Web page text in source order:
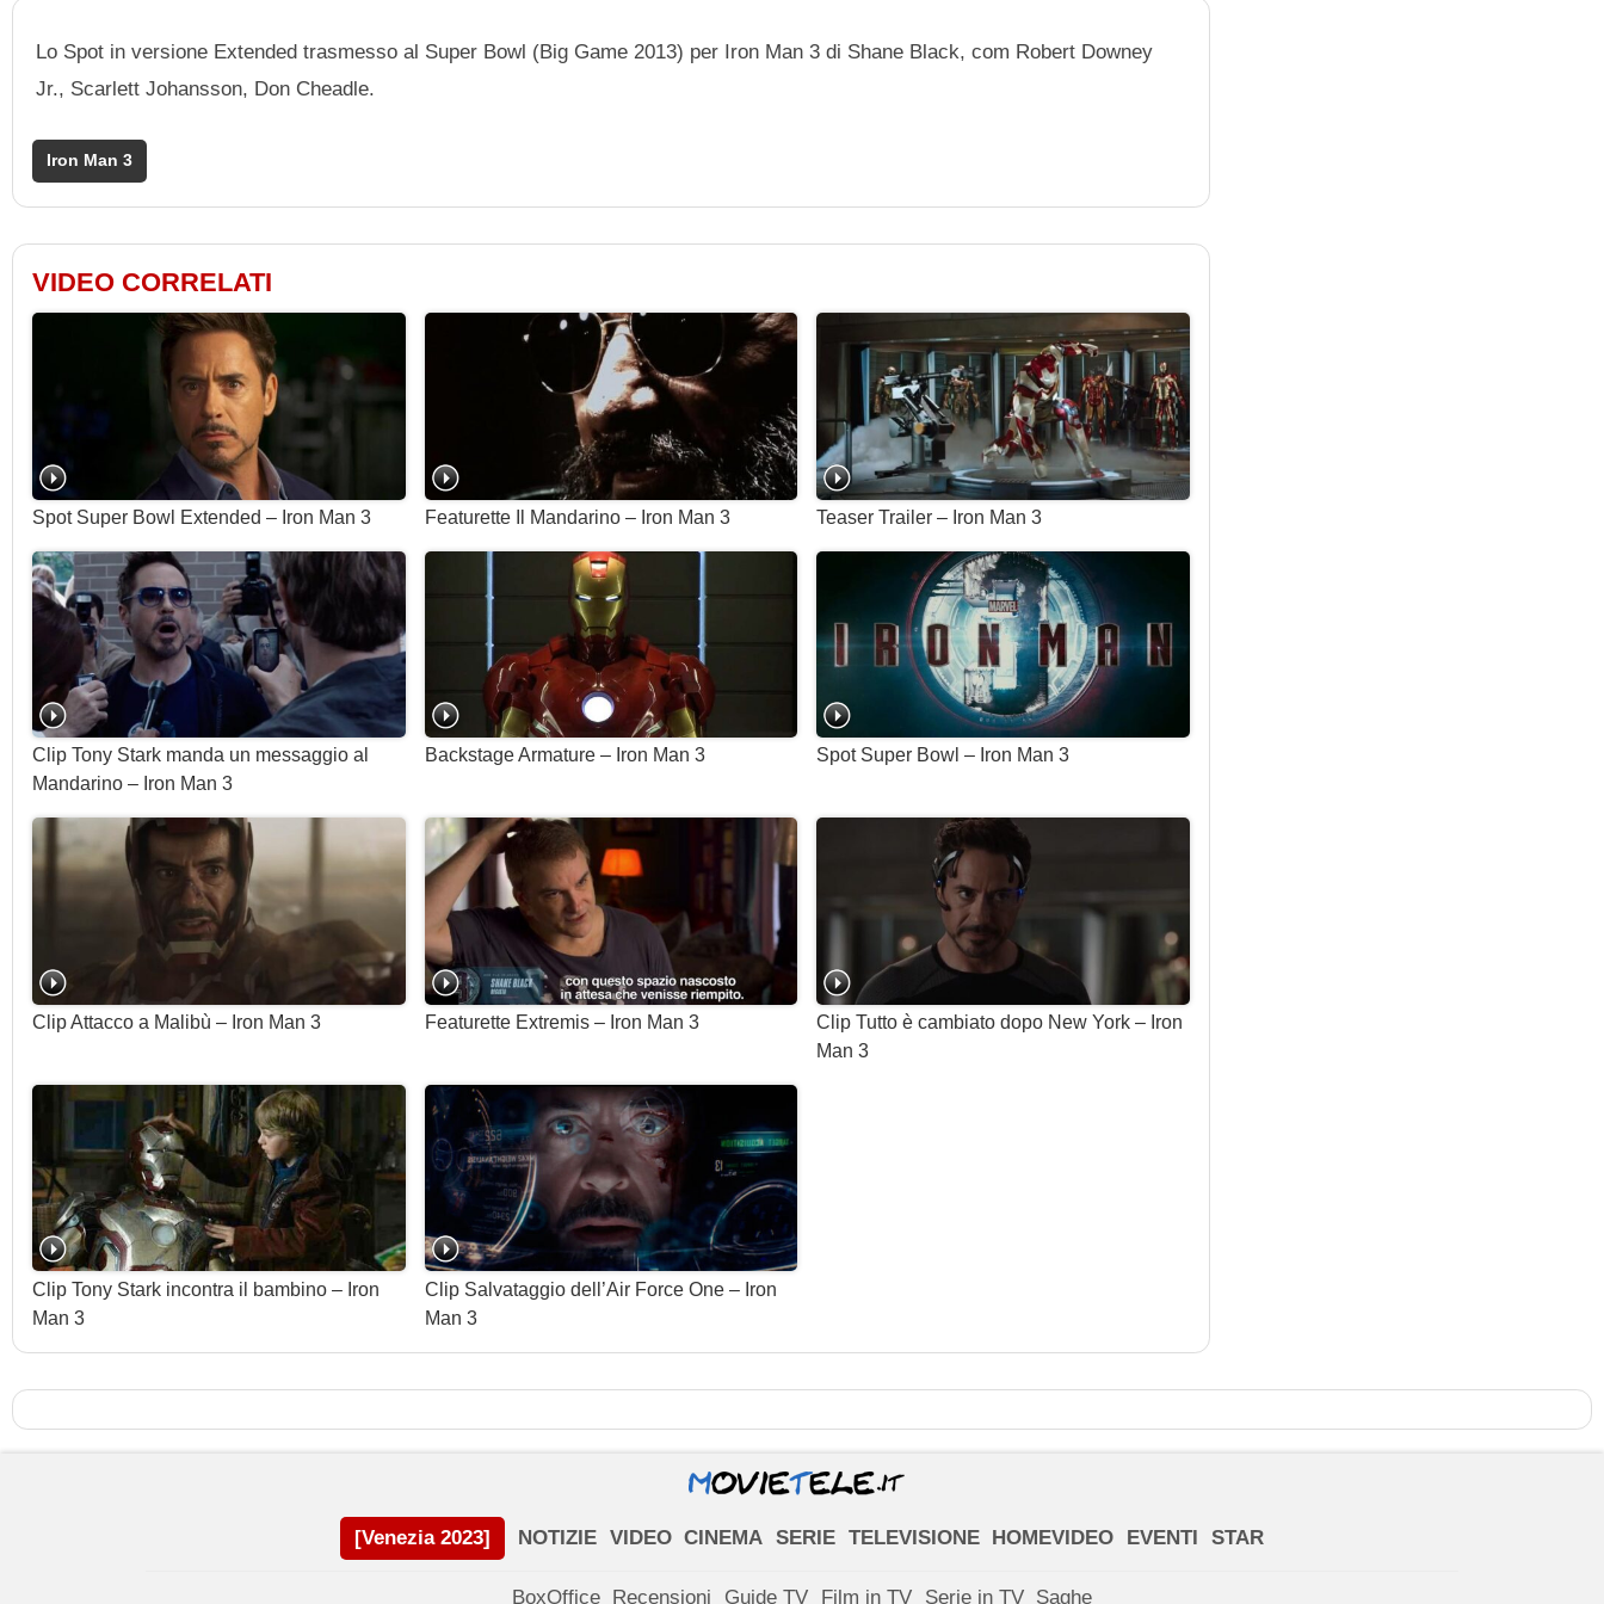
Lo Spot in versione Extended trasmesso al Super Bowl (Big Game 2013) per Iron Man 3 di Shane Black, com Robert Downey
Jr., Scarlett Johansson, Don Cheadle.
Iron Man 3
VIDEO CORRELATI
Spot Super Bowl Extended – Iron Man 3 Featurette Il Mandarino – Iron Man 3 Teaser Trailer – Iron Man 3
Clip Tony Stark manda un messaggio al
Mandarino – Iron Man 3
Backstage Armature – Iron Man 3 Spot Super Bowl – Iron Man 3
Clip Attacco a Malibù – Iron Man 3 Featurette Extremis – Iron Man 3
Clip Tutto è cambiato dopo New York – Iron
Man 3
Clip Tony Stark incontra il bambino – Iron
Man 3
Clip Salvataggio dell’Air Force One – Iron
Man 3
[Venezia 2023] NOTIZIE VIDEO CINEMA SERIE TELEVISIONE HOMEVIDEO EVENTI STAR
BoxOffice Recensioni Guide TV Film in TV Serie in TV Saghe